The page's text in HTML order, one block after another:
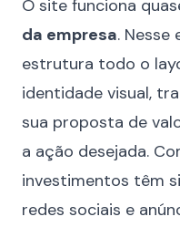
O site funciona
da empresa. Nesse
estrutura todo o
identidade visual,
sua proposta de
a ação desejada.
investimentos têm
redes sociais e